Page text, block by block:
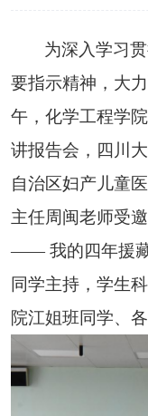
为深入学习
要指示精神，大
午 ，化学工程学院
讲报告会 ， 四川
自治区妇产儿童
主任周闽老师受
——我的四年援
同学主持，学生
院江姐班同学、